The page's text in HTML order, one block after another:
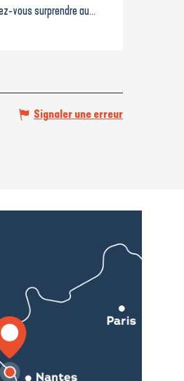
vous surprendre au...
Signaler une erreur